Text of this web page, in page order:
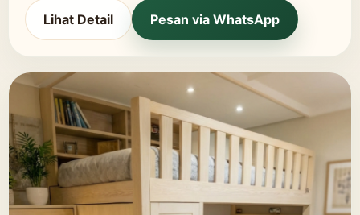
Lihat Detail Pesan via WhatsApp